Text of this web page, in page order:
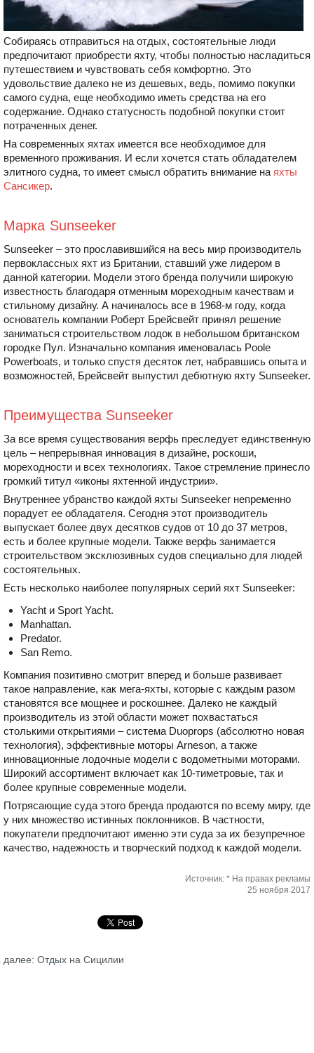
Собираясь отправиться на отдых, состоятельные люди
предпочитают приобрести яхту, чтобы полностью насладиться
путешествием и чувствовать себя комфортно. Это
удовольствие далеко не из дешевых, ведь, помимо покупки
самого судна, еще необходимо иметь средства на его
содержание. Однако статусность подобной покупки стоит
потраченных денег.
На современных яхтах имеется все необходимое для
временного проживания. И если хочется стать обладателем
элитного судна, то имеет смысл обратить внимание на яхты
Сансикер.
Марка Sunseeker
Sunseeker – это прославившийся на весь мир производитель
первоклассных яхт из Британии, ставший уже лидером в
данной категории. Модели этого бренда получили широкую
известность благодаря отменным мореходным качествам и
стильному дизайну. А начиналось все в 1968-м году, когда
основатель компании Роберт Брейсвейт принял решение
заниматься строительством лодок в небольшом британском
городке Пул. Изначально компания именовалась Poole
Powerboats, и только спустя десяток лет, набравшись опыта и
возможностей, Брейсвейт выпустил дебютную яхту Sunseeker.
Преимущества Sunseeker
За все время существования верфь преследует единственную
цель – непрерывная инновация в дизайне, роскоши,
мореходности и всех технологиях. Такое стремление принесло
громкий титул «иконы яхтенной индустрии».
Внутреннее убранство каждой яхты Sunseeker непременно
порадует ее обладателя. Сегодня этот производитель
выпускает более двух десятков судов от 10 до 37 метров,
есть и более крупные модели. Также верфь занимается
строительством эксклюзивных судов специально для людей
состоятельных.
Есть несколько наиболее популярных серий яхт Sunseeker:
Yacht и Sport Yacht.
Manhattan.
Predator.
San Remo.
Компания позитивно смотрит вперед и больше развивает
такое направление, как мега-яхты, которые с каждым разом
становятся все мощнее и роскошнее. Далеко не каждый
производитель из этой области может похвастаться
столькими открытиями – система Duoprops (абсолютно новая
технология), эффективные моторы Arneson, а также
инновационные лодочные модели с водометными моторами.
Широкий ассортимент включает как 10-тиметровые, так и
более крупные современные модели.
Потрясающие суда этого бренда продаются по всему миру, где
у них множество истинных поклонников. В частности,
покупатели предпочитают именно эти суда за их безупречное
качество, надежность и творческий подход к каждой модели.
Источник: * На правах рекламы
25 ноября 2017
далее: Отдых на Сицилии